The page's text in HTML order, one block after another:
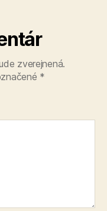
zverejnená.
*